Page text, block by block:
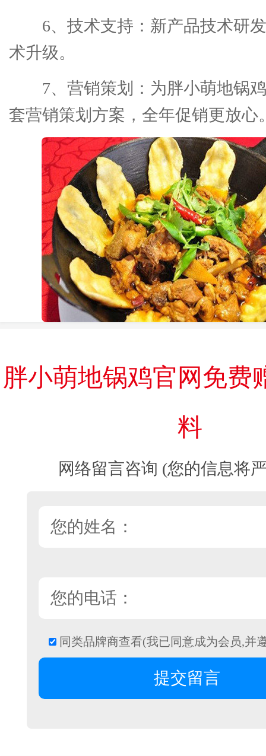
6、技术支持：新产品技术研
术升级。
7、营销策划：为胖小萌地锅
套营销策划方案，全年促销更放心
胖小萌地锅鸡官网免费
料
网络留言咨询 (您的信息将
同类品牌商查看(我已同意成为会员,并